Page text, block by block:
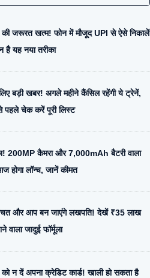
की जरूरत खत्म! फोन में मौजूद UPI से ऐसे निकालें
यह नया तरीका
बड़ी खबर! अगले महीने कैंसिल रहेंगी ये ट्रेनें,
पहले चेक करें पूरी लिस्ट
200MP कैमरा और 7,000mAh बैटरी वाला
होगा लॉन्च, जानें कीमत
और आप बन जाएंगे लखपति! देखें ₹35 लाख
वाला जादुई फॉर्मूला
न दें अपना क्रेडिट कार्ड! खाली हो सकता है